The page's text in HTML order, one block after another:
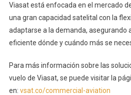
Viasat está enfocada en el mercado
una gran capacidad satelital con la
adaptarse a la demanda, asegurando
eficiente dónde y cuándo más se
Para más información sobre las
vuelo de Viasat, se puede visitar la
en: vsat.co/commercial-aviation